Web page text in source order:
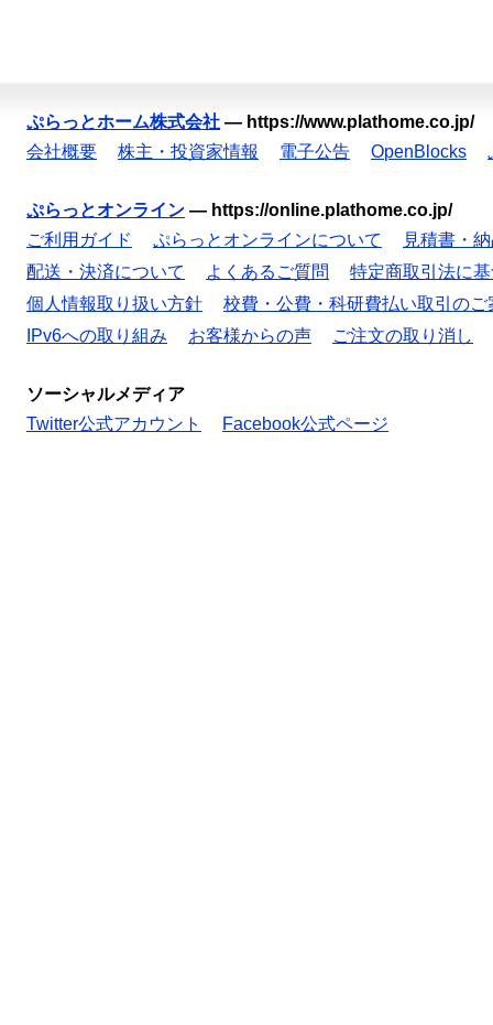
ぷらっとホーム株式会社 — https://www.plathome.co.jp/
会社概要
株主・投資家情報 電子公告 OpenBlocks
ぷらっとオンライン — https://online.plathome.co.jp/
ご利用ガイド
ぷらっとオンラインについて
見積書・
配送・決済について
よくあるご質問
特定商取引法に
個人情報取り扱い方針
校費・公費・科研費払い取引のご
IPv6への取り組み
お客様からの声 ご注文の取り消し
ソーシャルメディア
Twitter公式アカウント
Facebook公式ページ